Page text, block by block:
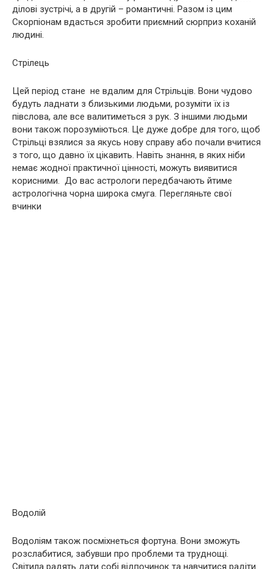
ділові зустрічі, а в другій – романтичні. Разом із цим
Скорпіонам вдасться зробити приємний сюрприз коханій
людині.
Стрілець
Цей період стане не вдалим для Стрільців. Вони чудово
будуть ладнати з близькими людьми, розуміти їх із
півслова, але все валитиметься з рук. З іншими людьми
вони також порозуміються. Це дуже добре для того, щоб
Стрільці взялися за якусь нову справу або почали вчитися
з того, що давно їх цікавить. Навіть знання, в яких ніби
немає жодної практичної цінності, можуть виявитися
корисними. До вас астрологи передбачають йтиме
астрологічна чорна широка смуга. Перегляньте свої
вчинки
Водолій
Водоліям також посміхнеться фортуна. Вони зможуть
розслабитися, забувши про проблеми та труднощі.
Світила радять дати собі відпочинок та навчитися радіти